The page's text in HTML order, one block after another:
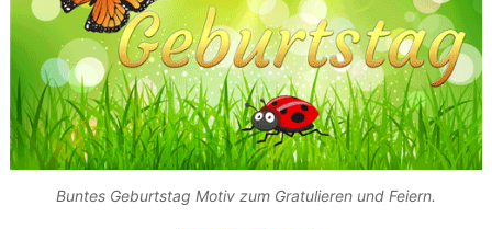
Buntes Geburtstag Motiv zum Gratulieren und Feiern.